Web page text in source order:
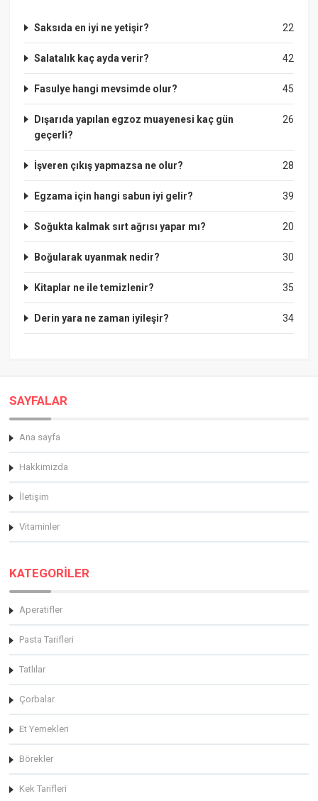
22
Saksıda en iyi ne yetişir?
42
Salatalık kaç ayda verir?
45
Fasulye hangi mevsimde olur?
26
Dışarıda yapılan egzoz muayenesi kaç gün
geçerli?
28
İşveren çıkış yapmazsa ne olur?
39
Egzama için hangi sabun iyi gelir?
20
Soğukta kalmak sırt ağrısı yapar mı?
30
Boğularak uyanmak nedir?
35
Kitaplar ne ile temizlenir?
34
Derin yara ne zaman iyileşir?
SAYFALAR
Ana sayfa
Hakkimizda
İletişim
Vitaminler
KATEGORİLER
Aperatifler
Pasta Tarifleri
Tatlılar
Çorbalar
Et Yemekleri
Börekler
Kek Tarifleri